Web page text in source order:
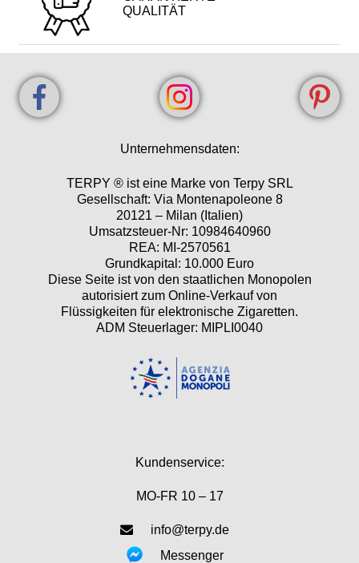
QUALITÄT
Unternehmensdaten:
TERPY ® ist eine Marke von Terpy SRL
Gesellschaft: Via Montenapoleone 8
20121 – Milan (Italien)
Umsatzsteuer-Nr: 10984640960
REA: MI-2570561
Grundkapital: 10.000 Euro
Diese Seite ist von den staatlichen Monopolen
autorisiert zum Online-Verkauf von
Flüssigkeiten für elektronische Zigaretten.
ADM Steuerlager: MIPLI0040
Kundenservice:
MO-FR 10 – 17
info@terpy.de
Messenger